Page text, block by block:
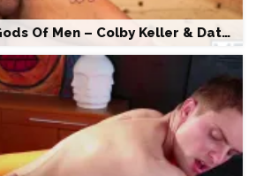
Affairs – GOM – Gods Of Men – Colby Keller & Dato Foland